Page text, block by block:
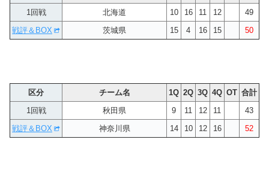
1回戦
北海道 10 16 11 12
49
戦評＆BOX
茨城県 15 4 16 15 50
区分 チーム名 1Q 2Q 3Q 4Q OT 合計
1回戦
秋田県 9 11 12 11
43
戦評＆BOX
神奈川県 14 10 12 16 52